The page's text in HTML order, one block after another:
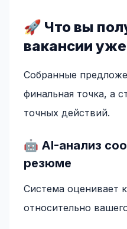
🚀 Что вы
вакансии
Собранные
финальная точка, а
точных действий.
🤖 AI-анализ
резюме
Система оценивает
относительно